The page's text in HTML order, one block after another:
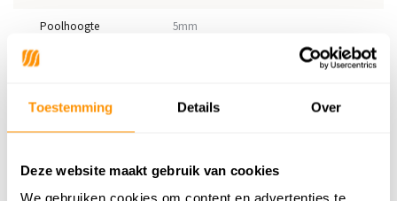
Toestemming Details Over
Deze website maakt gebruik van cookies
We gebruiken cookies om content en advertenties te
Poolhoogte 5mm
Vloerverwarming
Geschikt voor: Binnen of
Binnen